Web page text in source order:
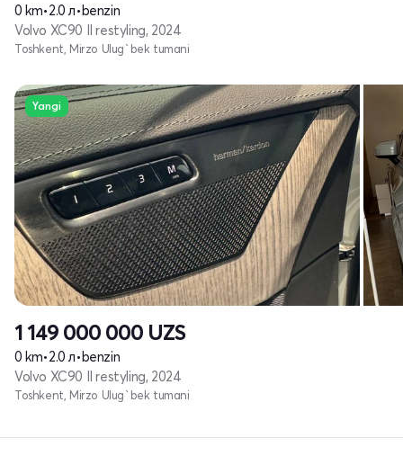
0 km•2.0 л•benzin
Volvo XC90 II restyling, 2024
Toshkent, Mirzo Ulug`bek tumani
Yangi
1 149 000 000 UZS
0 km•2.0 л•benzin
Volvo XC90 II restyling, 2024
Toshkent, Mirzo Ulug`bek tumani